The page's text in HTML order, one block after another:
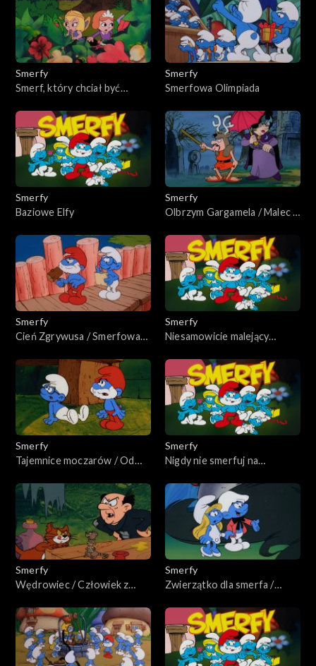
Smerfy
Smerf, który chciał być
jest niewidoczne
Smerfy
Smerfowa Olimpiada
Smerfy
Baziowe Elfy
Smerfy
Olbrzym Gargamela / Malec z
Smerfy
Cień Zgrywusa / Smerfowa
Smerfy
Niesamowicie malejący
Smerfy
Tajemnice moczarów / Od
Smerfy
Nigdy nie smerfuj na
Smerfy
Wędrowiec / Człowiek z
Smerfy
Zwierzątko dla smerfa /